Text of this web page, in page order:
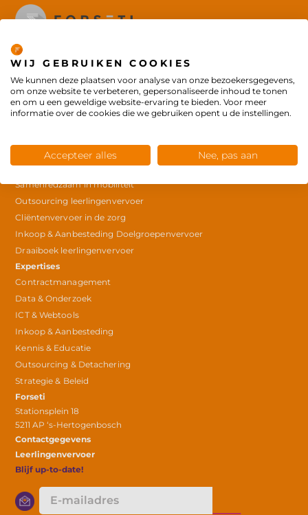
Forseti is onderdeel van
de Concordis Groep
© Copyright 2025
Workshop kostenbewust indiceren in het doelgroepenvervoer
Whitepaper De samenredzame verordening leerlingenvervoer
Samenredzaam in mobiliteit
Outsourcing leerlingenvervoer
Cliëntenvervoer in de zorg
Inkoop & Aanbesteding Doelgroepenvervoer
Draaiboek leerlingenvervoer
Expertises
Contractmanagement
Data & Onderzoek
ICT & Webtools
Inkoop & Aanbesteding
Kennis & Educatie
Outsourcing & Detachering
Strategie & Beleid
Forseti
Stationsplein 18
5211 AP ‘s-Hertogenbosch
Contactgegevens
Leerlingenvervoer
Blijf up-to-date!
mailadres
WIJ GEBRUIKEN COOKIES
We kunnen deze plaatsen voor analyse van onze bezoekersgegevens,
om onze website te verbeteren, gepersonaliseerde inhoud te tonen
en om u een geweldige website-ervaring te bieden. Voor meer
informatie over de cookies die we gebruiken opent u de instellingen.
Accepteer alles Nee, pas aan